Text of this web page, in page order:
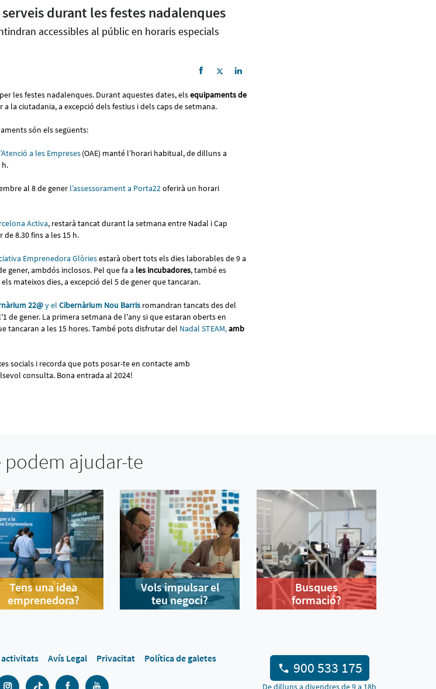
durant les festes nadalenques
accessibles al públic en horaris especials
les festes nadalenques. Durant aquestes dates, elsequipaments de
la ciutadania, a excepció dels festius i dels caps de setmana.
són els següents:
a les Empreses(OAE) manté l’horari habitual, de dilluns a
h.
al 8 de gener l’assessorament a Porta22oferirà un horari
Activa, restarà tancat durant la setmana entre Nadal i Cap
de 8.30 fins a les 15 h.
Emprenedora Glòriesestarà obert tots els dies laborables de 9 a
gener, ambdós inclosos. Pel que fa a les incubadores, també es
mateixos dies, a excepció del 5 de gener que tancaran.
22@y el Cibernàrium Nou Barris romandran tancats des del
de gener. La primera setmana de l'any si que estaran oberts en
tancaran a les 15 hores. També pots disfrutar del Nadal STEAM,amb
socials i recorda que pots posar-te en contacte amb
consulta. Bona entrada al 2024!
podem ajudar-te
Tens una idea
emprenedora?
Vols impulsar el
teu negoci?
Busques
formació?
activitats Avís Legal Privacitat Política de galetes
900 533 175
De dilluns a divendres de 9 a 18h